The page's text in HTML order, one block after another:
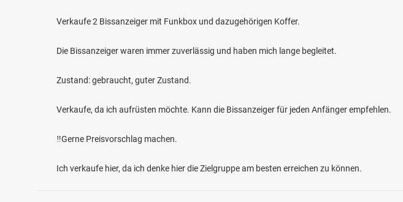
Verkaufe 2 Bissanzeiger mit Funkbox und dazugehörigen Koffer.
Die Bissanzeiger waren immer zuverlässig und haben mich lange begleitet.
Zustand: gebraucht, guter Zustand.
Verkaufe, da ich aufrüsten möchte. Kann die Bissanzeiger für jeden Anfänger empfehlen.
‼️Gerne Preisvorschlag machen.
Ich verkaufe hier, da ich denke hier die Zielgruppe am besten erreichen zu können.